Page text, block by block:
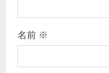
名前 ※